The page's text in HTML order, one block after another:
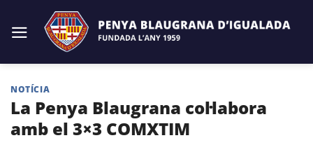
NOTÍCIA
La Penya Blaugrana col·labora
amb el 3×3 COMXTIM